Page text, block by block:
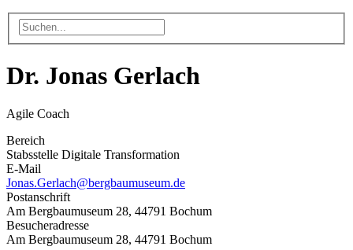
Dr. Jonas Gerlach
Agile Coach
Bereich
Stabsstelle Digitale Transformation
E-Mail
Jonas.Gerlach@bergbaumuseum.de
Postanschrift
Am Bergbaumuseum 28, 44791 Bochum
Besucheradresse
Am Bergbaumuseum 28, 44791 Bochum